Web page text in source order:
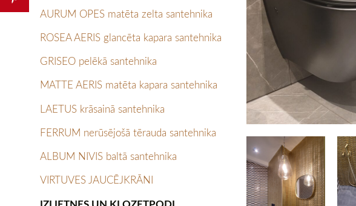
AURUM OPES matēta zelta santehnika
ROSEA AERIS glancēta kapara santehnika
GRISEO pelēkā santehnika
MATTE AERIS matēta kapara santehnika
LAETUS krāsainā santehnika
FERRUM nerūsējošā tērauda santehnika
ALBUM NIVIS baltā santehnika
VIRTUVES JAUCĒJKRĀNI